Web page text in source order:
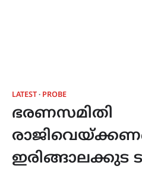
LATEST PROBE
ഭരണസമിതി